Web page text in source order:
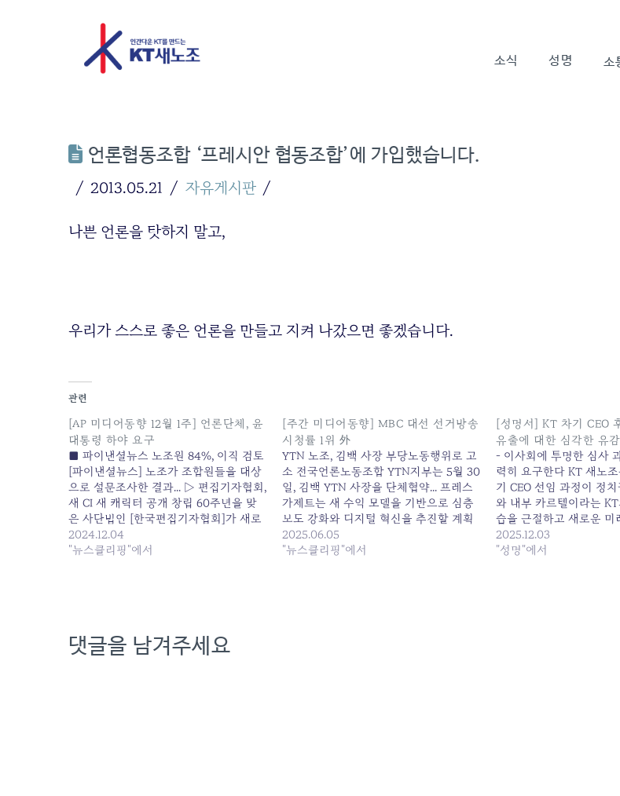
소식 성명 소
언론협동조합 ‘프레시안 협동조합’에 가입했습니다.
2013.05.21 자유게시판
나쁜 언론을 탓하지 말고,
우리가 스스로 좋은 언론을 만들고 지켜 나갔으면 좋겠습니다.
관련
[AP 미디어동향 12월 1주] 언론단체, 윤
대통령 하야 요구
■ 파이낸셜뉴스 노조원 84%, 이직 검토
[파이낸셜뉴스] 노조가 조합원들을 대상
으로 설문조사한 결과... ▷ 편집기자협회,
새 CI 새 캐릭터 공개 창립 60주년을 맞
은 사단법인 [한국편집기자협회]가 새로
운 변화와... 원본 기사: [AP 미디어동향
12월 1주] 언론단체, 윤대통령 하야 요구
2024.12.04
"뉴스클리핑"에서
[주간 미디어동향] MBC 대선 선거방송
시청률 1위 外
YTN 노조, 김백 사장 부당노동행위로 고
소 전국언론노동조합 YTN지부는 5월 30
일, 김백 YTN 사장을 단체협약... 프레스
가제트는 새 수익 모델을 기반으로 심층
보도 강화와 디지털 혁신을 추진할 계획
이며, 만족하지... 원본 기사: [주간 미디어
동향] MBC 대선 선거방송 시청률 1위 外
2025.06.05
"뉴스클리핑"에서
[성명서] KT 차기 CEO
유출에 대한 심각한 유감
- 이사회에 투명한 심사
력히 요구한다 KT 새노
기 CEO 선임 과정이 정
와 내부 카르텔이라는
습을 근절하고 새로운 미
위한 중요한 전환점이 되
례 강조해 왔다. 그러나
2025.12.03
"성명"에서
댓글을 남겨주세요